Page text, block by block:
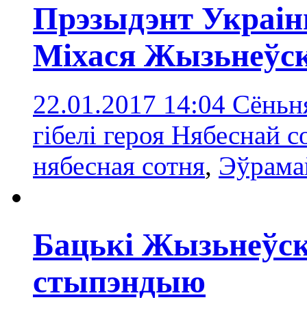
Прэзыдэнт
Міхася
22.01.2017 14:04
гібелі героя Нябеснай
нябесная сотня,
Бацькі
стыпэндыю